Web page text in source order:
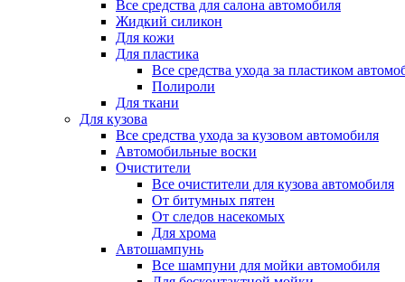
Все средства для салона автомобиля
Жидкий силикон
Для кожи
Для пластика
Все средства ухода за пластиком
Полироли
Для ткани
Для кузова
Все средства ухода за кузовом автомобиля
Автомобильные воски
Очистители
Все очистители для кузова автомобиля
От битумных пятен
От следов насекомых
Для хрома
Автошампунь
Все шампуни для мойки автомобиля